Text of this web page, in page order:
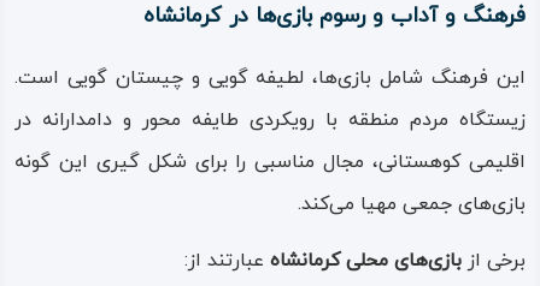
فرهنگ و آداب و رسوم بازی‌ها در کرمانشاه
این فرهنگ شامل بازی‌ها، لطیفه‌ گویی و چیستان‌ گویی است.
زیستگاه مردم منطقه با رویکردی طایفه‌ محور و دامدارانه در
اقلیمی کوهستانی، مجال مناسبی را برای شکل‌ گیری این گونه
بازی‌های جمعی مهیا می‌کند.
برخی از بازی‌های محلی کرمانشاه عبارتند از: